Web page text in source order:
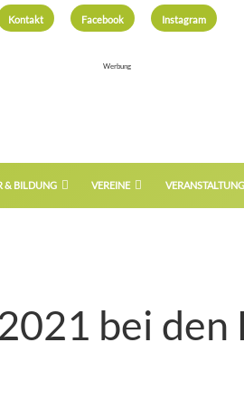
Kontakt Facebook Instagram
Werbung
& BILDUNG VEREINE
bei den